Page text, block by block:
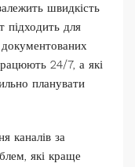
швидкість
підходить для
24/7, а які
планувати
каналів за
які краще